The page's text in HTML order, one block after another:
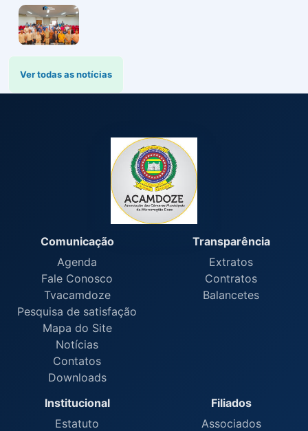
Ver todas as notícias
Comunicação
Agenda
Fale Conosco
Tvacamdoze
Pesquisa de satisfação
Mapa do Site
Notícias
Contatos
Downloads
Transparência
Extratos
Contratos
Balancetes
Institucional
Estatuto
Filiados
Associados